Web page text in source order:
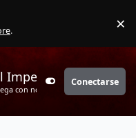
. ×
Imperio Latino
con nosotrosCustomizer
Conectarse